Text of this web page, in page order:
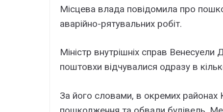
Місцева влада повідомила про
аварійно-рятувальних робіт.
Міністр внутрішніх справ
поштовхи відчувалися одразу в
За його словами, в окремих районах